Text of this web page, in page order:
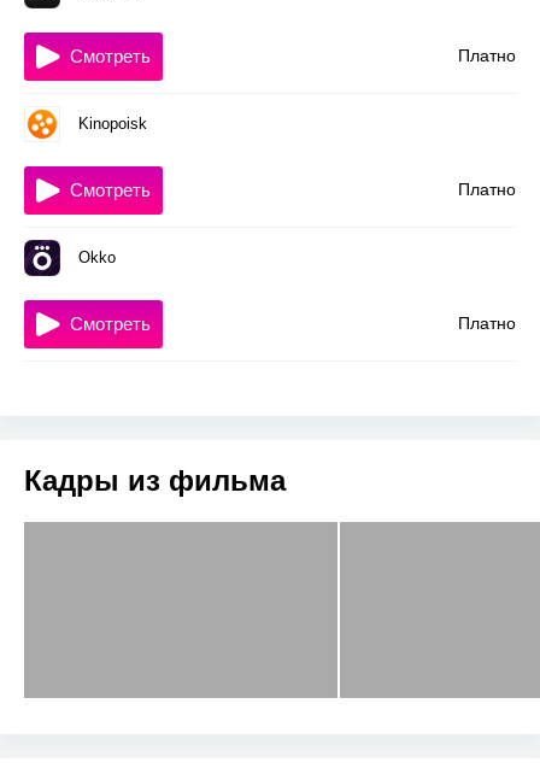
Платно
Смотреть
Kinopoisk
Платно
Смотреть
Okko
Платно
Смотреть
Кадры из фильма